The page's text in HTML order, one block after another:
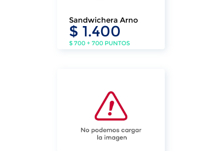
Sandwichera Arno
$ 1.400
$ 700 + 700 PUNTOS